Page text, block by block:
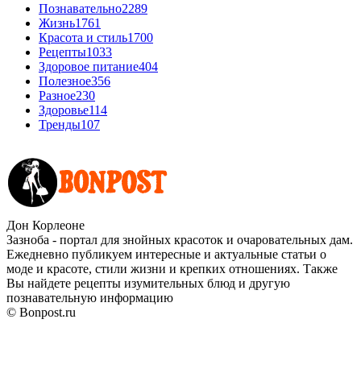
Познавательно2289
Жизнь1761
Красота и стиль1700
Рецепты1033
Здоровое питание404
Полезное356
Разное230
Здоровье114
Тренды107
Дон Корлеоне
Зазноба - портал для знойных красоток и очаровательных дам.
Ежедневно публикуем интересные и актуальные статьи о
моде и красоте, стили жизни и крепких отношениях. Также
Вы найдете рецепты изумительных блюд и другую
познавательную информацию
© Bonpost.ru